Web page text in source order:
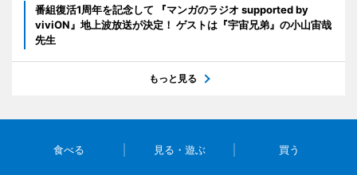
番組復活1周年を記念して 『マンガのラジオ supported by
viviON』地上波放送が決定！ ゲストは『宇宙兄弟』の小山宙哉
先生
もっと見る
食べる 見る・遊ぶ 買う